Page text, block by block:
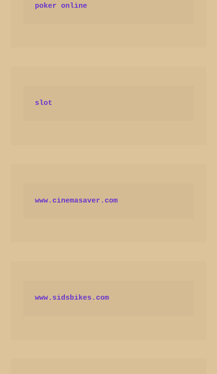
poker online
slot
www.cinemasaver.com
www.sidsbikes.com